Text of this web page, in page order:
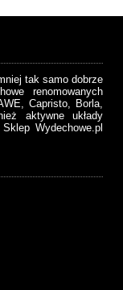
tak samo dobrze
renomowanych
Capristo, Borla,
aktywne układy
Wydechowe.pl